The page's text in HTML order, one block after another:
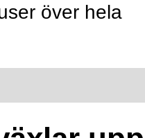
över hela